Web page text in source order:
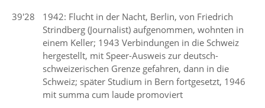
39'28
1942: Flucht in der Nacht, Berlin, von Friedrich
Strindberg (Journalist) aufgenommen, wohnten in
einem Keller; 1943 Verbindungen in die Schweiz
hergestellt, mit Speer-Ausweis zur deutsch-
schweizerischen Grenze gefahren, dann in die
Schweiz; später Studium in Bern fortgesetzt, 1946
mit summa cum laude promoviert